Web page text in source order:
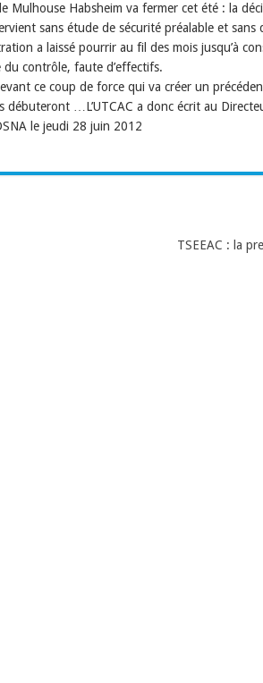
Mulhouse Habsheim va fermer cet été : la
sans étude de sécurité préalable et sans
a laissé pourrir au fil des mois jusqu’à
du contrôle, faute d’effectifs.
ce coup de force qui va créer un
débuteront …L’UTCAC a donc écrit au
le jeudi 28 juin 2012
TSEEAC : la